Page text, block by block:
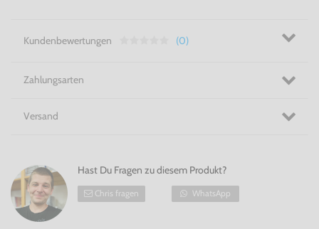
Kundenbewertungen (0)
Zahlungsarten
Versand
Hast Du Fragen zu diesem Produkt?
Chris fragen WhatsApp